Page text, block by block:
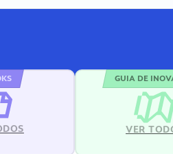
GUIA DE
VER